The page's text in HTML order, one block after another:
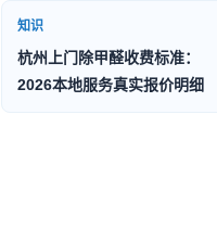
知识
杭州上门除甲醛收费标准：
2026本地服务真实报价明细